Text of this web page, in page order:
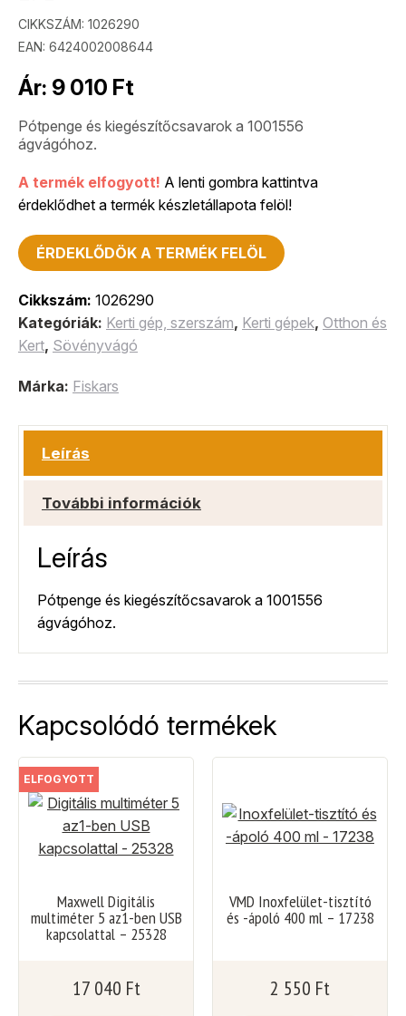
CIKKSZÁM: 1026290
EAN: 6424002008644
Ár: 9 010 Ft
Pótpenge és kiegészítőcsavarok a 1001556
ágvágóhoz.
A termék elfogyott! A lenti gombra kattintva
érdeklődhet a termék készletállapota felöl!
ÉRDEKLŐDÖK A TERMÉK FELÖL
Cikkszám: 1026290
Kategóriák: Kerti gép, szerszám, Kerti gépek, Otthon és
Kert, Sövényvágó
Márka: Fiskars
Leírás
További információk
Leírás
Pótpenge és kiegészítőcsavarok a 1001556
ágvágóhoz.
Kapcsolódó termékek
ELFOGYOTT
Maxwell Digitális
multiméter 5 az1-ben USB
kapcsolattal – 25328
17 040 Ft
VMD Inoxfelület-tisztító
és -ápoló 400 ml – 17238
2 550 Ft